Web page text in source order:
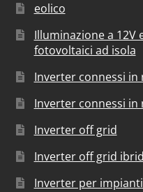
eolico
Illuminazione a 12V
fotovoltaici ad isola
Inverter connessi in
Inverter connessi in
Inverter off grid
Inverter off grid
Inverter per